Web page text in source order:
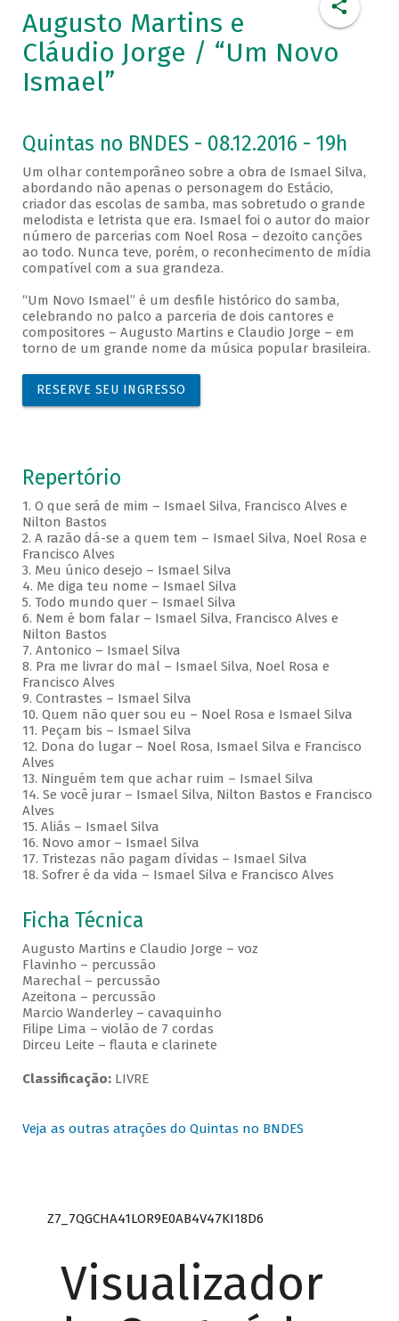
Augusto Martins e
Cláudio Jorge / “Um Novo
Ismael”
Quintas no BNDES - 08.12.2016 - 19h
Um olhar contemporâneo sobre a obra de Ismael Silva,
abordando não apenas o personagem do Estácio,
criador das escolas de samba, mas sobretudo o grande
melodista e letrista que era. Ismael foi o autor do maior
número de parcerias com Noel Rosa – dezoito canções
ao todo. Nunca teve, porém, o reconhecimento de mídia
compatível com a sua grandeza.
“Um Novo Ismael” é um desfile histórico do samba,
celebrando no palco a parceria de dois cantores e
compositores – Augusto Martins e Claudio Jorge – em
torno de um grande nome da música popular brasileira.
RESERVE SEU INGRESSO
Repertório
1. O que será de mim – Ismael Silva, Francisco Alves e
Nilton Bastos
2. A razão dá-se a quem tem – Ismael Silva, Noel Rosa e
Francisco Alves
3. Meu único desejo – Ismael Silva
4. Me diga teu nome – Ismael Silva
5. Todo mundo quer – Ismael Silva
6. Nem é bom falar – Ismael Silva, Francisco Alves e
Nilton Bastos
7. Antonico – Ismael Silva
8. Pra me livrar do mal – Ismael Silva, Noel Rosa e
Francisco Alves
9. Contrastes – Ismael Silva
10. Quem não quer sou eu – Noel Rosa e Ismael Silva
11. Peçam bis – Ismael Silva
12. Dona do lugar – Noel Rosa, Ismael Silva e Francisco
Alves
13. Ninguém tem que achar ruim – Ismael Silva
14. Se você jurar – Ismael Silva, Nilton Bastos e Francisco
Alves
15. Aliás – Ismael Silva
16. Novo amor – Ismael Silva
17. Tristezas não pagam dívidas – Ismael Silva
18. Sofrer é da vida – Ismael Silva e Francisco Alves
Ficha Técnica
Augusto Martins e Claudio Jorge – voz
Flavinho – percussão
Marechal – percussão
Azeitona – percussão
Marcio Wanderley – cavaquinho
Filipe Lima – violão de 7 cordas
Dirceu Leite – flauta e clarinete
Classificação: LIVRE
Veja as outras atrações do Quintas no BNDES
Z7_7QGCHA41LOR9E0AB4V47KI18D6
Visualizador